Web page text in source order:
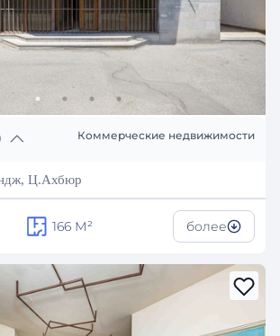
Коммерческие недвижимости
Ц.Ахбюр
166 М² более